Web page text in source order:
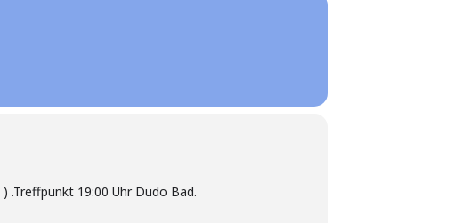
) .Treffpunkt 19:00 Uhr Dudo Bad.